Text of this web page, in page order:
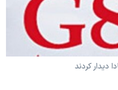
دیدار کردند